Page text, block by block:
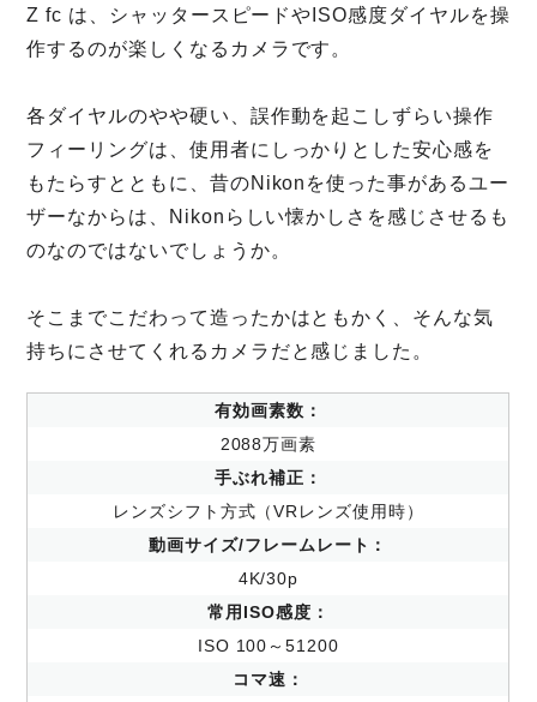
Z fc は、シャッタースピードやISO感度ダイヤルを操
作するのが楽しくなるカメラです。
各ダイヤルのやや硬い、誤作動を起こしずらい操作
フィーリングは、使用者にしっかりとした安心感を
もたらすとともに、昔のNikonを使った事があるユー
ザーなからは、Nikonらしい懐かしさを感じさせるも
のなのではないでしょうか。
そこまでこだわって造ったかはともかく、そんな気
持ちにさせてくれるカメラだと感じました。
有効画素数：
2088万画素
手ぶれ補正：
レンズシフト方式（VRレンズ使用時）
動画サイズ/フレームレート：
4K/30p
常用ISO感度：
ISO 100～51200
コマ速：